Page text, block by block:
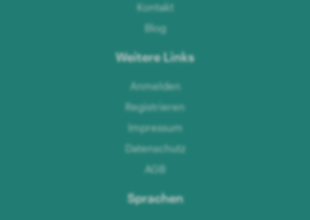
Kontakt
Blog
Weitere Links
Anmelden
Registrieren
Impressum
Datenschutz
AGB
Sprachen